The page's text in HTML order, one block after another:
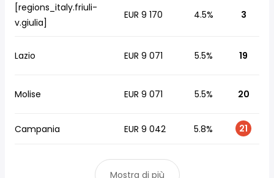
[regions_italy.friuli-
v.giulia]
EUR 9 170 4.5% 3
Lazio EUR 9 071 5.5% 19
Molise EUR 9 071 5.5% 20
Campania EUR 9 042 5.8% 21
Mostra di più